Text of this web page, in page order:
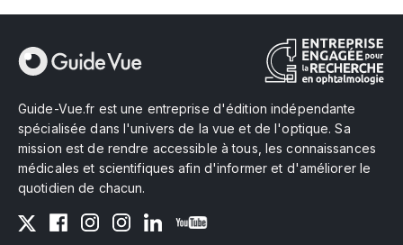
Guide-Vue.fr est une entreprise d'édition indépendante
spécialisée dans l'univers de la vue et de l'optique. Sa
mission est de rendre accessible à tous, les connaissances
médicales et scientifiques afin d'informer et d'améliorer le
quotidien de chacun.